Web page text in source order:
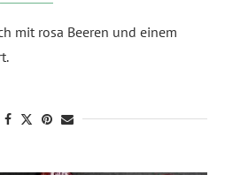
mit rosa Beeren und einem